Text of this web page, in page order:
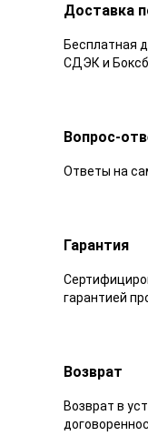
Доставка
Бесплатная
СДЭК и
Вопрос-
Ответы на
Гарантия
гарантией
Возврат
Возврат в